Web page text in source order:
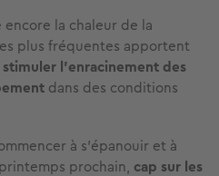
la chaleur de la
plus fréquentes apportent
stimuler l’enracinement des
dans des conditions
à s’épanouir et à
prochain, cap sur les